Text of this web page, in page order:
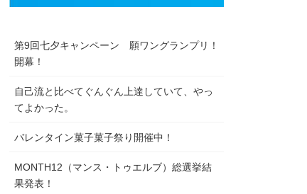
第9回七夕キャンペーン 願ワングランプリ！
開幕！
自己流と比べてぐんぐん上達していて、やっ
てよかった。
バレンタイン菓子菓子祭り開催中！
MONTH12（マンス・トゥエルブ）総選挙結
果発表！